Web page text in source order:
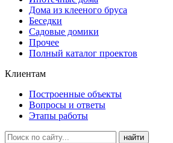
Дома из клееного бруса
Беседки
Садовые домики
Прочее
Полный каталог проектов
Клиентам
Построенные объекты
Вопросы и ответы
Этапы работы
найти